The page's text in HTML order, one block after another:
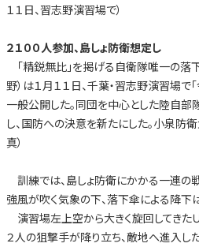
１１日、習志野演習場で）
２１００人参加、島しょ防衛想定し
「精鋭無比」を掲げる自衛隊唯一の落
野）は１月１１日、千葉・習志野演習場で
一般公開した。同団を中心とした陸自部
し、国防への決意を新たにした。小泉防
真）
訓練では、島しょ防衛にかかる一連の
強風が吹く気象の下、落下傘による降下
演習場左上空から大きく旋回してきた
２人の狙撃手が降り立ち、敵地へ進入した